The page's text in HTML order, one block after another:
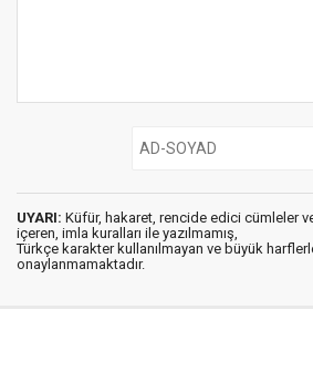
UYARI: Küfür, hakaret, rencide edici cümleler
içeren, imla kuralları ile yazılmamış,
Türkçe karakter kullanılmayan ve büyük
onaylanmamaktadır.